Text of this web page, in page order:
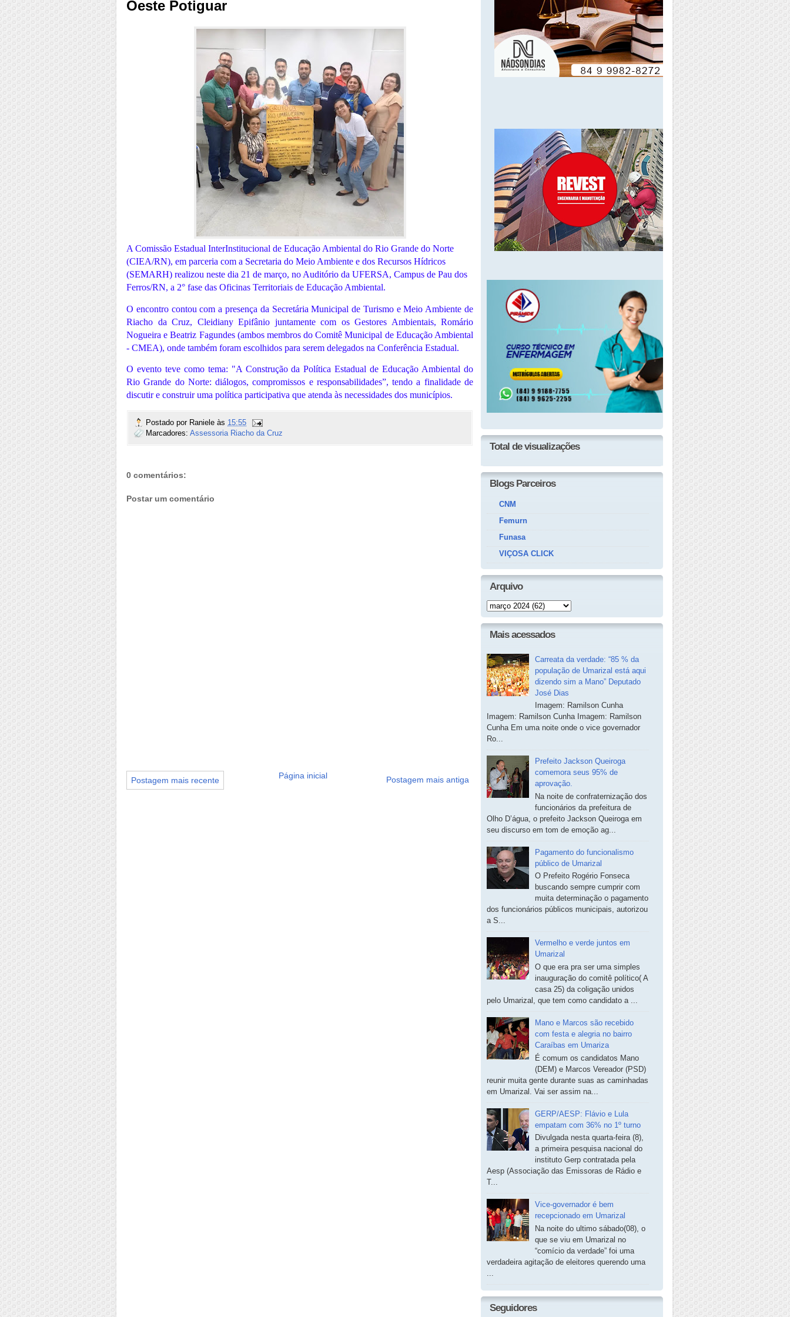
Oeste Potiguar
A Comissão Estadual InterInstitucional de Educação Ambiental do Rio Grande do Norte
(CIEA/RN), em parceria com a Secretaria do Meio Ambiente e dos Recursos Hídricos
(SEMARH) realizou neste dia 21 de março, no Auditório da UFERSA, Campus de Pau dos
Ferros/RN, a 2° fase das Oficinas Territoriais de Educação Ambiental.
O encontro contou com a presença da Secretária Municipal de Turismo e Meio Ambiente de
Riacho da Cruz, Cleidiany Epifânio juntamente com os Gestores Ambientais, Romário
Nogueira e Beatriz Fagundes (ambos membros do Comitê Municipal de Educação Ambiental
- CMEA), onde também foram escolhidos para serem delegados na Conferência Estadual.
O evento teve como tema: "A Construção da Política Estadual de Educação Ambiental do
Rio Grande do Norte: diálogos, compromissos e responsabilidades”, tendo a finalidade de
discutir e construir uma política participativa que atenda às necessidades dos municípios.
Postado por Raniele às 15:55
Marcadores: Assessoria Riacho da Cruz
0 comentários:
Postar um comentário
Postagem mais recente Postagem mais antiga
Página inicial
Total de visualizações
Blogs Parceiros
CNM
Femurn
Funasa
VIÇOSA CLICK
Arquivo
Mais acessados
Carreata da verdade: “85 % da
população de Umarizal está aqui
dizendo sim a Mano” Deputado
José Dias
Imagem: Ramilson Cunha
Imagem: Ramilson Cunha Imagem: Ramilson
Cunha Em uma noite onde o vice governador
Ro...
Prefeito Jackson Queiroga
comemora seus 95% de
aprovação.
Na noite de confraternização dos
funcionários da prefeitura de
Olho D’água, o prefeito Jackson Queiroga em
seu discurso em tom de emoção ag...
Pagamento do funcionalismo
público de Umarizal
O Prefeito Rogério Fonseca
buscando sempre cumprir com
muita determinação o pagamento
dos funcionários públicos municipais, autorizou
a S...
Vermelho e verde juntos em
Umarizal
O que era pra ser uma simples
inauguração do comitê político( A
casa 25) da coligação unidos
pelo Umarizal, que tem como candidato a ...
Mano e Marcos são recebido
com festa e alegria no bairro
Caraíbas em Umariza
É comum os candidatos Mano
(DEM) e Marcos Vereador (PSD)
reunir muita gente durante suas as caminhadas
em Umarizal. Vai ser assim na...
GERP/AESP: Flávio e Lula
empatam com 36% no 1º turno
Divulgada nesta quarta-feira (8),
a primeira pesquisa nacional do
instituto Gerp contratada pela
Aesp (Associação das Emissoras de Rádio e
T...
Vice-governador é bem
recepcionado em Umarizal
Na noite do ultimo sábado(08), o
que se viu em Umarizal no
“comício da verdade” foi uma
verdadeira agitação de eleitores querendo uma
Seguidores